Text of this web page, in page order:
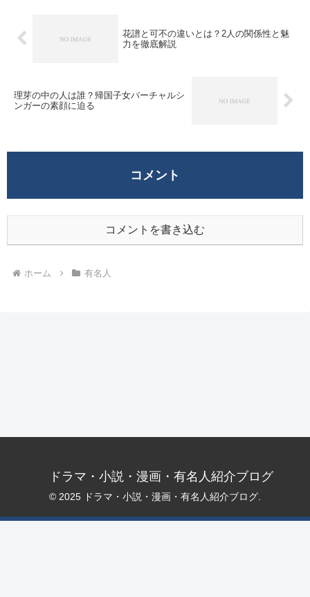
花譜と可不の違いとは？2人の関係性と魅
力を徹底解説
理芽の中の人は誰？帰国子女バーチャルシ
ンガーの素顔に迫る
コメント
コメントを書き込む
ホーム 有名人
ドラマ・小説・漫画・有名人紹介ブログ
© 2025 ドラマ・小説・漫画・有名人紹介ブログ.